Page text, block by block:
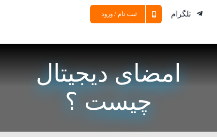
تلگرام ثبت نام / ورود
امضای دیجیتال
چیست ؟